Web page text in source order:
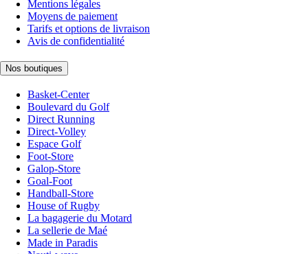
Mentions légales
Moyens de paiement
Tarifs et options de livraison
Avis de confidentialité
Nos boutiques
Basket-Center
Boulevard du Golf
Direct Running
Direct-Volley
Espace Golf
Foot-Store
Galop-Store
Goal-Foot
Handball-Store
House of Rugby
La bagagerie du Motard
La sellerie de Maé
Made in Paradis